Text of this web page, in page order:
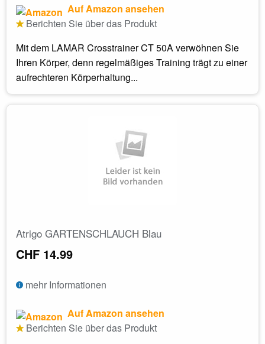
Auf Amazon ansehen
Berichten Sie über das Produkt
Mit dem LAMAR Crosstrainer CT 50A verwöhnen Sie
Ihren Körper, denn regelmäßiges Training trägt zu einer
aufrechteren Körperhaltung...
Atrigo GARTENSCHLAUCH Blau
CHF 14.99
mehr Informationen
Auf Amazon ansehen
Berichten Sie über das Produkt